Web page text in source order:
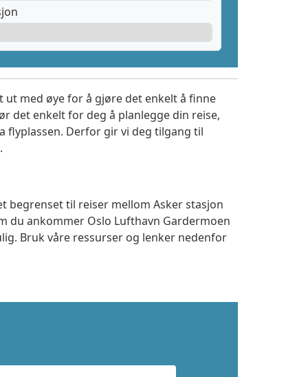
med øye for å gjøre det enkelt å finne
det enkelt for deg å planlegge din reise,
flyplassen. Derfor gir vi deg tilgang til
begrenset til reiser mellom Asker stasjon
du ankommer Oslo Lufthavn Gardermoen
Bruk våre ressurser og lenker nedenfor